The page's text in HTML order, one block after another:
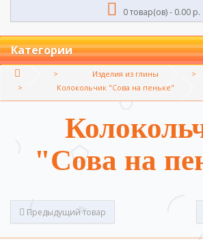
0 товар(ов) - 0.00 р.
Категории
Изделия из глины
Колокольчик "Сова на пеньке"
"Сова на
Предыдущий товар